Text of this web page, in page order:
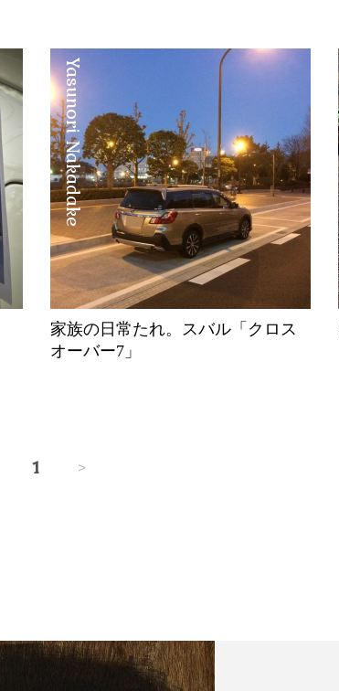
Yasunori Nakadake
家族の日常たれ。スバル「クロス
オーバー7」
1 >